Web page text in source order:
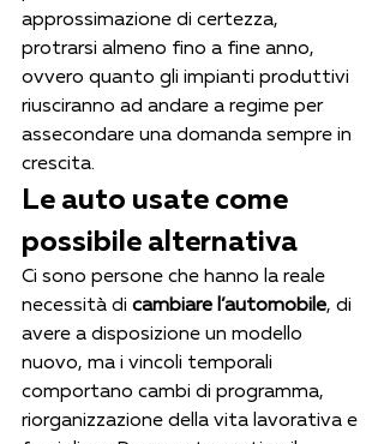
approssimazione di certezza,
protrarsi almeno fino a fine anno,
ovvero quanto gli impianti produttivi
riusciranno ad andare a regime per
assecondare una domanda sempre in
crescita.
Le auto usate come
possibile alternativa
Ci sono persone che hanno la reale
necessità di cambiare l’automobile, di
avere a disposizione un modello
nuovo, ma i vincoli temporali
comportano cambi di programma,
riorganizzazione della vita lavorativa e